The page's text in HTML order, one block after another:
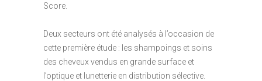
Score.
Deux secteurs ont été analysés à l’occasion de
cette première étude : les shampoings et soins
des cheveux vendus en grande surface et
l’optique et lunetterie en distribution sélective.